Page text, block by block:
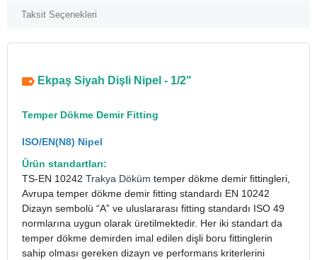
Taksit Seçenekleri
Ekpaş Siyah Dişli Nipel - 1/2"
Temper Dökme Demir Fitting
ISO/EN(N8) Nipel
Ürün standartları:
TS-EN 10242 Trakya Döküm temper dökme demir fittingleri,
Avrupa temper dökme demir fitting standardı EN 10242
Dizayn sembolü “A” ve uluslararası fitting standardı ISO 49
normlarına uygun olarak üretilmektedir. Her iki standart da
temper dökme demirden imal edilen dişli boru fittinglerin
sahip olması gereken dizayn ve performans kriterlerini